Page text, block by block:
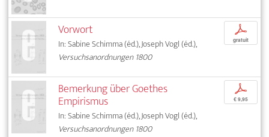
Vorwort
In: Sabine Schimma (éd.), Joseph Vogl (éd.),
Versuchsanordnungen 1800
p
gratuit
Bemerkung über Goethes
Empirismus
In: Sabine Schimma (éd.), Joseph Vogl (éd.),
Versuchsanordnungen 1800
p
€ 9,95